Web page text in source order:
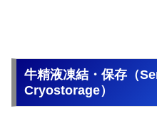
牛精液凍結・保存（
Cryostorage）